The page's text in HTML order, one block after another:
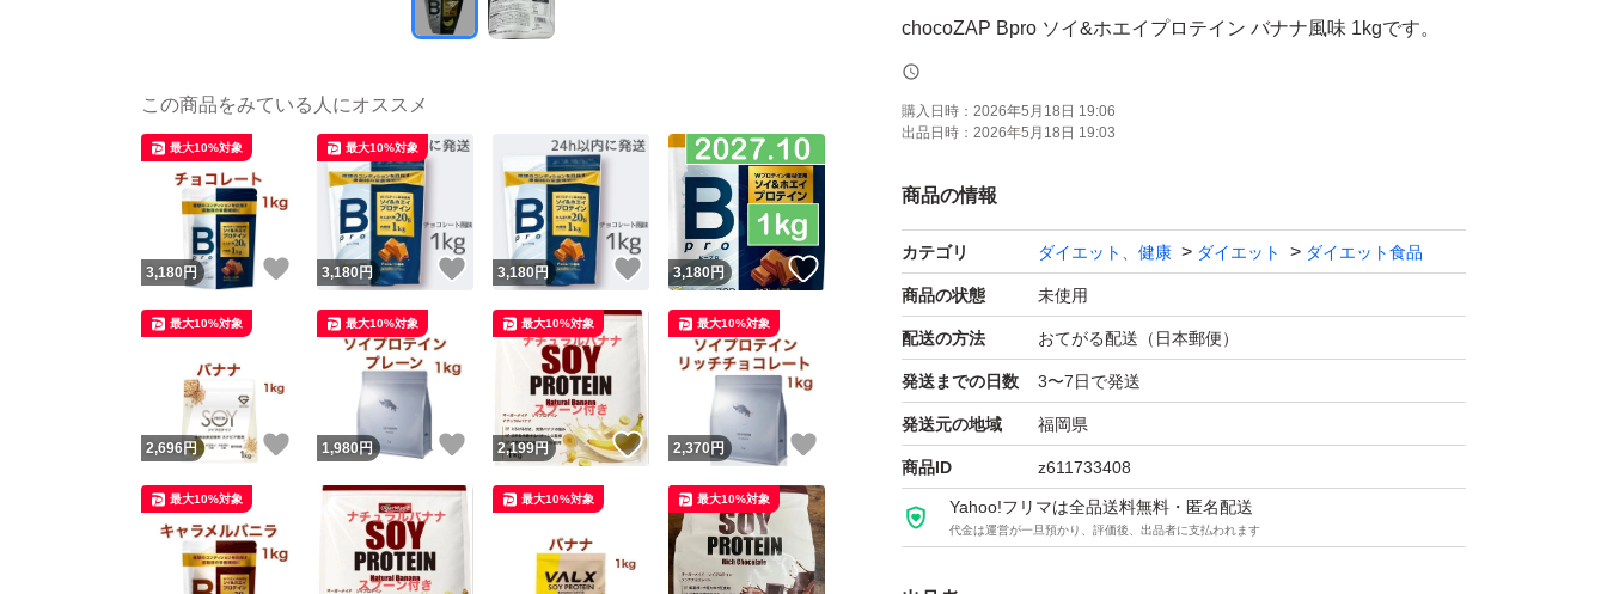
chocoZAP Bpro ソイ&ホエイプロテイン バナナ風味 1kgです。
【特徴】
Wプロテイン素材（ソイ＆ホエイ）を使用しており、1回分30gあ
たりたんぱく質20gを摂取できます。バナナ風味で飲みやすいで
【表記・型番】
内容量 1kg
購入日時： 2026年5月18日 19:06
出品日時： 2026年5月18日 19:03
商品の情報
カテゴリ ダイエット、健康 ダイエット ダイエット食品
商品の状態 未使用
配送の方法 おてがる配送（日本郵便）
発送までの日数 3〜7日で発送
発送元の地域 福岡県
商品ID z611733408
Yahoo!フリマは全品送料無料・匿名配送
代金は運営が一旦預かり、評価後、出品者に支払われます
この商品をみている人にオススメ
3,180 円 いいね！
最大10%対象
3,180円 いいね！
最大10%対象
3,180円 いいね！
3,180円 いいね！
2,696円 いいね！
最大10%対象
1,980円 いいね！
最大10%対象
2,199円 いいね！
最大10%対象
2,370 円
最大10%対象
最大10%対象 最大10%対象 最大10%対象